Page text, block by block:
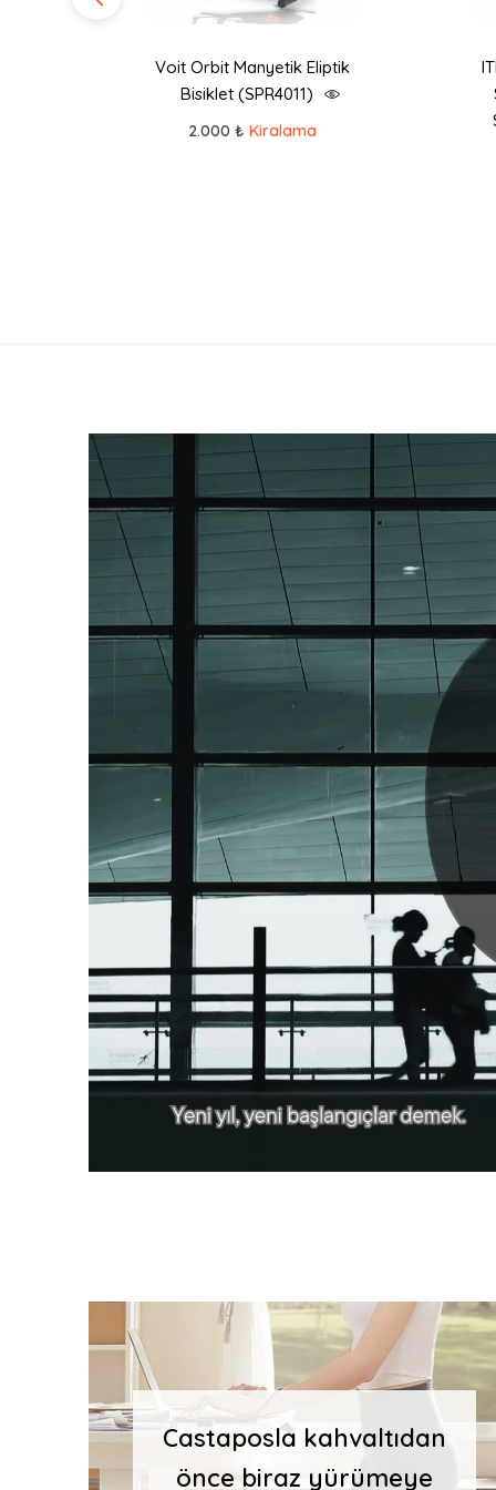
Voit Orbit Manyetik Eliptik
Bisiklet (SPR4011)
2.000 ₺ Kiralama
Castaposla kahvaltıdan
önce biraz yürümeye